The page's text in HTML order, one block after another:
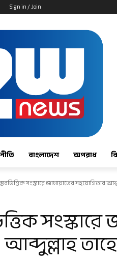
Sign in / Join
বাংলাদেশ অপরাধ
সংস্কারে জামায়াতের সহযোগিতার